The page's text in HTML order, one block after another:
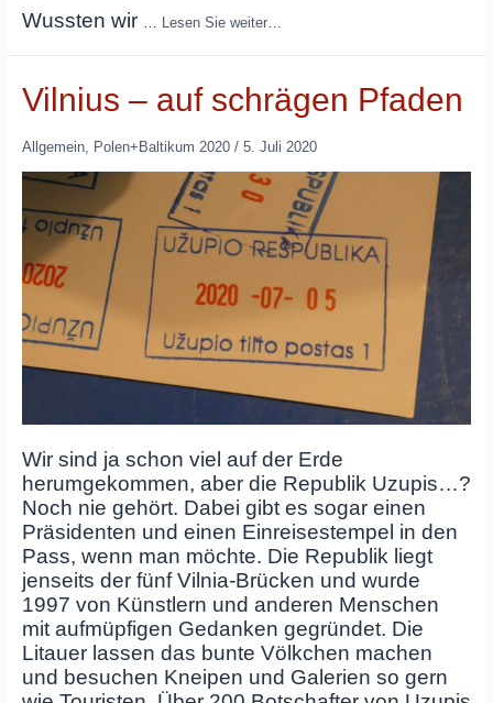
Wussten wir Lesen Sie weiter…
Vilnius – auf schrägen Pfaden
Allgemein, Polen+Baltikum 2020/ 5. Juli 2020
Wir sind ja schon viel auf der Erde
herumgekommen, aber die Republik Uzupis…?
Noch nie gehört. Dabei gibt es sogar einen
Präsidenten und einen Einreisestempel in den
Pass, wenn man möchte. Die Republik liegt
jenseits der fünf Vilnia-Brücken und wurde
1997 von Künstlern und anderen Menschen
mit aufmüpfigen Gedanken gegründet. Die
Litauer lassen das bunte Völkchen machen
und besuchen Kneipen und Galerien so gern